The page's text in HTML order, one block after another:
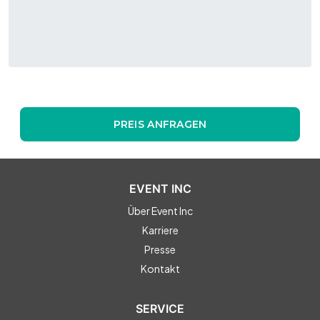
PREIS ANFRAGEN
EVENT INC
Über Event Inc
Karriere
Presse
Kontakt
SERVICE